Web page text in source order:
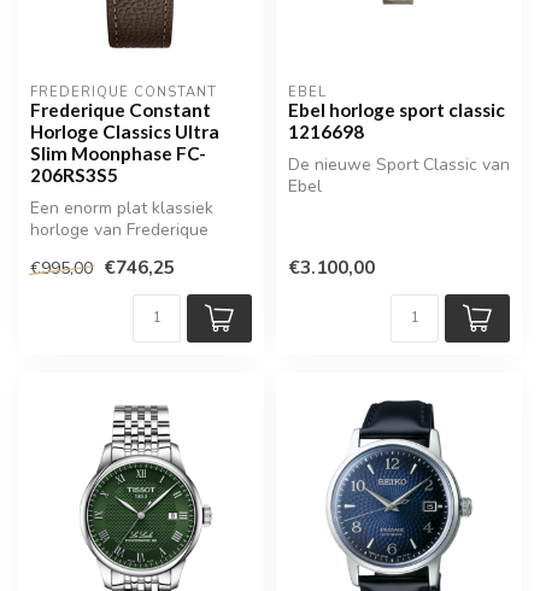
FREDERIQUE CONSTANT
Frederique Constant
Horloge Classics Ultra
Slim Moonphase FC-
206RS3S5
Een enorm plat klassiek
horloge van Frederique
verkrijgbaar
€995,00 €746,25
EBEL
Ebel horloge sport classic
1216698
De nieuwe Sport Classic van
Ebel
€3.100,00